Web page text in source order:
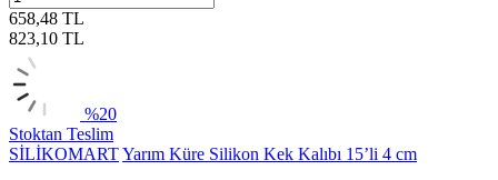
658,48 TL
823,10 TL
%20
Stoktan Teslim
SİLİKOMARTYarım Küre Silikon Kek Kalıbı 15’li 4 cm